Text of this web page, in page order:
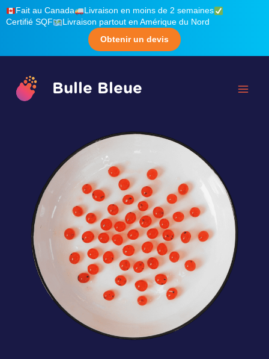
Aller
au
Fait au Canada
Livraison en moins de 2 semaines
Certifié SQF
Livraison partout en Amérique du Nord
Obtenir un devis
Bulle Bleue